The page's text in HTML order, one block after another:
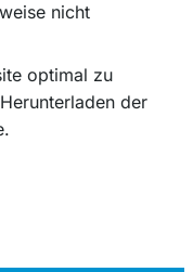
nicht
optimal zu
der